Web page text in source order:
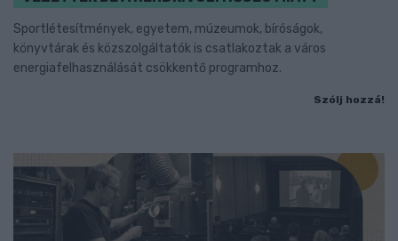
Sportlétesítmények, egyetem, múzeumok, bíróságok,
könyvtárak és közszolgáltatók is csatlakoztak a város
energiafelhasználását csökkentő programhoz.
Szólj hozzá!